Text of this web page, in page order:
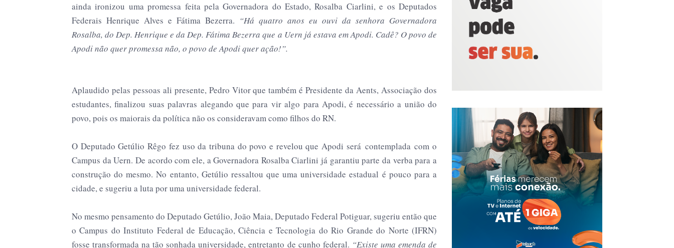
ainda ironizou uma promessa feita pela Governadora do Estado, Rosalba Ciarlini, e os Deputados
Federais Henrique Alves e Fátima Bezerra. “Há quatro anos eu ouvi da senhora Governadora
Rosalba, do Dep. Henrique e da Dep. Fátima Bezerra que a Uern já estava em Apodi. Cadê? O povo de
Apodi não quer promessa não, o povo de Apodi quer ação!”.
Aplaudido pelas pessoas ali presente, Pedro Vitor que também é Presidente da Aents, Associação dos
estudantes, finalizou suas palavras alegando que para vir algo para Apodi, é necessário a união do
povo, pois os maiorais da política não os consideravam como filhos do RN.
O Deputado Getúlio Rêgo fez uso da tribuna do povo e revelou que Apodi será contemplada com o
Campus da Uern. De acordo com ele, a Governadora Rosalba Ciarlini já garantiu parte da verba para a
construção do mesmo. No entanto, Getúlio ressaltou que uma universidade estadual é pouco para a
cidade, e sugeriu a luta por uma universidade federal.
No mesmo pensamento do Deputado Getúlio, João Maia, Deputado Federal Potiguar, sugeriu então que
o Campus do Instituto Federal de Educação, Ciência e Tecnologia do Rio Grande do Norte (IFRN)
fosse transformada na tão sonhada universidade, entretanto de cunho federal. “Existe uma emenda de